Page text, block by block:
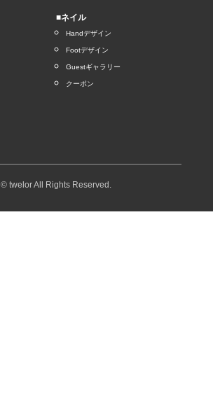
■ネイル
Handデザイン
Footデザイン
Guestギャラリー
クーポン
© twelor All Rights Reserved.